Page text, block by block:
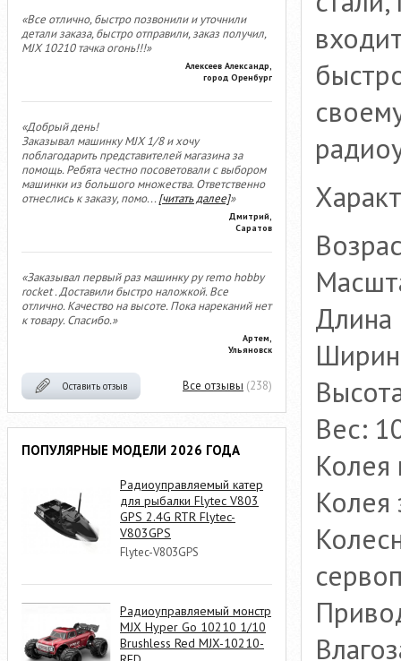
«Все отлично, быстро позвонили и уточнили
детали заказа, быстро отправили, заказ получил,
MJX 10210 тачка огонь!!!»
Алексеев Александр,
город Оренбург
«Добрый день!
Заказывал машинку MJX 1/8 и хочу
поблагодарить представителей магазина за
помощь. Ребята честно посоветовали с выбором
машинки из большого множества. Ответственно
отнеслись к заказу, помо...[читать далее]»
Дмитрий,
Саратов
«Заказывал первый раз машинку ру remo hobby
rocket . Доставили быстро наложкой. Все
отлично. Качество на высоте. Пока нареканий нет
к товару. Спасибо.»
Артем,
Ульяновск
Оставить отзыв Все отзывы (238)
ПОПУЛЯРНЫЕ МОДЕЛИ 2026 ГОДА
Радиоуправляемый катер
для рыбалки Flytec V803
GPS 2.4G RTR Flytec-
V803GPS
Flytec-V803GPS
Радиоуправляемый монстр
MJX Hyper Go 10210 1/10
Brushless Red MJX-10210-
Длина
Вес:
Колея
Колея